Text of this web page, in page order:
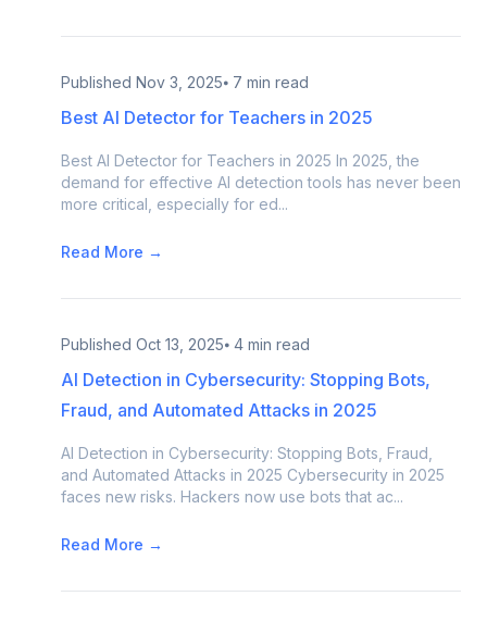
Published Nov 3, 2025⦁ 7 min read
Best AI Detector for Teachers in 2025
Best AI Detector for Teachers in 2025 In 2025, the
demand for effective AI detection tools has never been
more critical, especially for ed...
Read More →
Published Oct 13, 2025⦁ 4 min read
AI Detection in Cybersecurity: Stopping Bots,
Fraud, and Automated Attacks in 2025
AI Detection in Cybersecurity: Stopping Bots, Fraud,
and Automated Attacks in 2025 Cybersecurity in 2025
faces new risks. Hackers now use bots that ac...
Read More →